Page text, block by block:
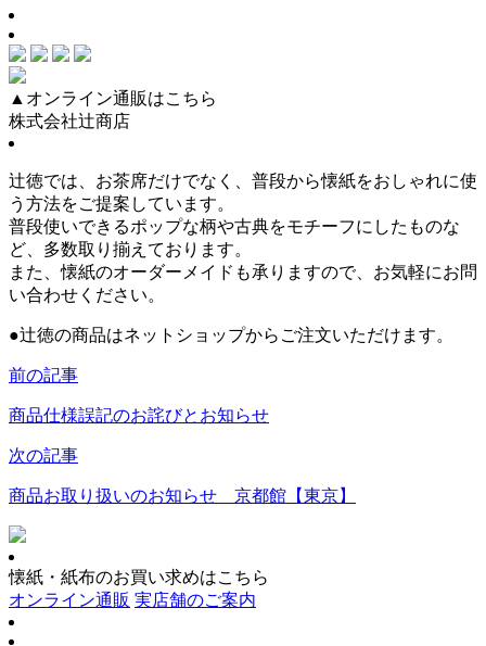
▲オンライン通販はこちら
株式会社辻商店
辻徳では、お茶席だけでなく、普段から懐紙をおしゃれに使
う方法をご提案しています。
普段使いできるポップな柄や古典をモチーフにしたものな
ど、多数取り揃えております。
また、懐紙のオーダーメイドも承りますので、お気軽にお問
い合わせください。
●辻徳の商品はネットショップからご注文いただけます。
前の記事
商品仕様誤記のお詫びとお知らせ
次の記事
商品お取り扱いのお知らせ 京都館【東京】
懐紙・紙布のお買い求めはこちら
オンライン通販 実店舗のご案内